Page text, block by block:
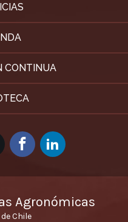
CONTINUA
Agronómicas
Chile